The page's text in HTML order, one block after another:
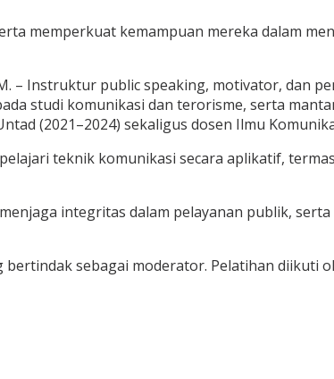
memperkuat kemampuan mereka dalam
– Instruktur public speaking, motivator, dan
studi komunikasi dan terorisme, serta
(2021–2024) sekaligus dosen Ilmu
teknik komunikasi secara aplikatif,
integritas dalam pelayanan publik,
bertindak sebagai moderator. Pelatihan diikuti